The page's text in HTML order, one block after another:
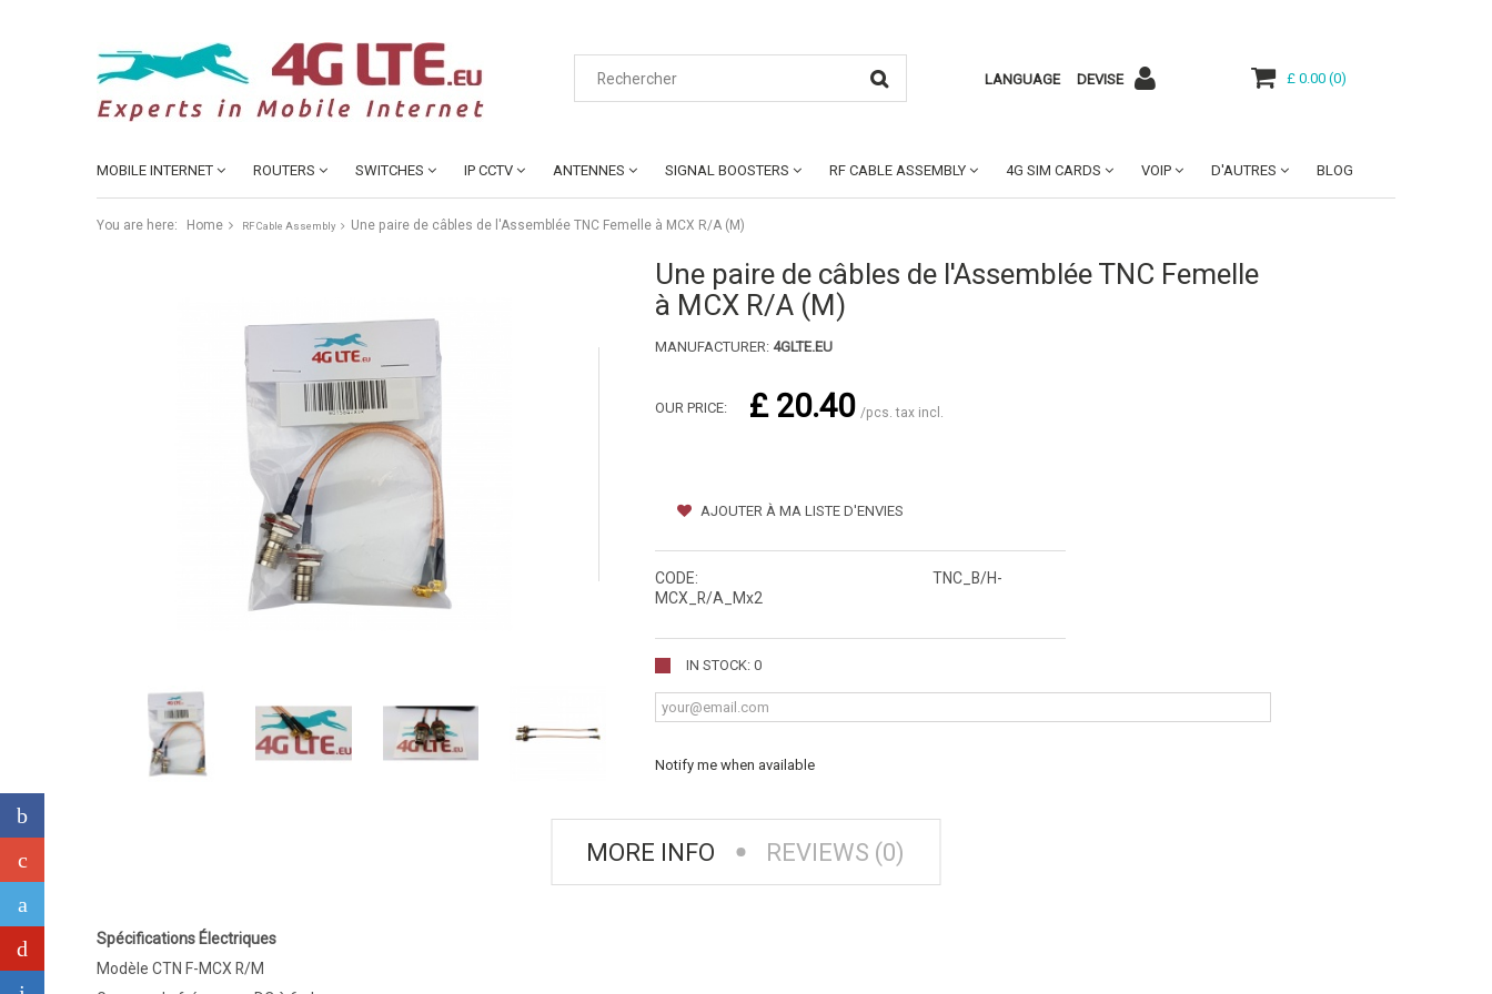
LANGUAGE DEVISE £ 0.00 (0)
MOBILE INTERNET ROUTERS SWITCHES IP CCTV ANTENNES SIGNAL BOOSTERS RF CABLE ASSEMBLY 4G SIM CARDS VOIP D'AUTRES BLOG
You are here: Home RF Cable Assembly Une paire de câbles de l'Assemblée TNC Femelle à MCX R/A (M)
Une paire de câbles de l'Assemblée TNC Femelle
à MCX R/A (M)
MANUFACTURER: 4GLTE.EU
OUR PRICE: £ 20.40 /pcs. tax incl.
AJOUTER À MA LISTE D'ENVIES
CODE:
TNC_B/H-
MCX_R/A_Mx2
IN STOCK: 0
Notify me when available
MORE INFO REVIEWS (0)
Spécifications Électriques
Modèle CTN F-MCX R/M